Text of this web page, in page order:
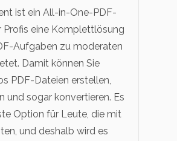
ist ein All-in-One-PDF-
Profis eine Komplettlösung
Aufgaben zu moderaten
Damit können Sie
PDF-Dateien erstellen,
und sogar konvertieren. Es
Option für Leute, die mit
und deshalb wird es